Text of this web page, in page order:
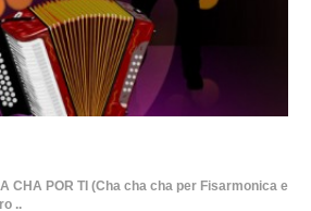
CHA POR TI (Cha cha cha per Fisarmonica e
..